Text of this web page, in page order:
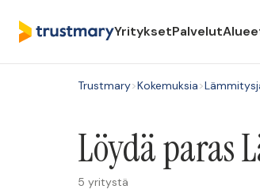
YrityksetPalvelut
Trustmary>Kokemuksia>
Löydä paras
5 yritystä